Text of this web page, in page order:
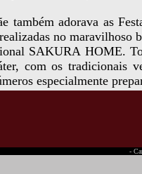
também adorava as
no maravilhoso
SAKURA HOME.
com os tradicionais
especialmente
-